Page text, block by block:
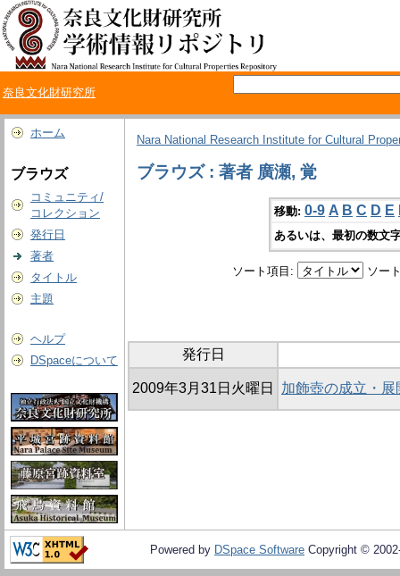
奈良文化財研究所
ホーム
ブラウズ
コミュニティ/
コレクション
発行日
著者
タイトル
主題
ヘルプ
DSpaceについて
Nara National Research Institute for Cultural
ブラウズ : 著者 廣瀬, 覚
移動: 0-9 A B C D E
あるいは、最初の数文
ソート項目: ソー
発行日
2009年3月31日火曜日 加飾壺の成立・
Powered by DSpace Software Copyright ©